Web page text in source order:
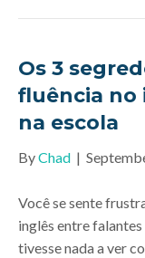
Os 3
fluência no
na escola
ByChad |
Você se sente
inglês entre
tivesse nada a ver